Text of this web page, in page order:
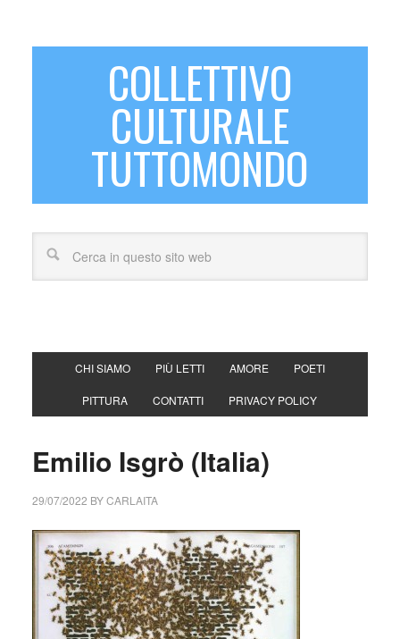
COLLETTIVO
CULTURALE
TUTTOMONDO
CHI SIAMO PIÙ LETTI AMORE POETI
PITTURA CONTATTI PRIVACY POLICY
Emilio Isgrò (Italia)
29/07/2022 BYCARLAITA